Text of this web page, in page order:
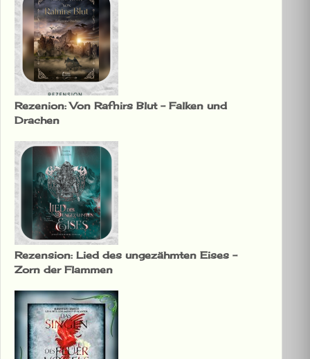
Rezenion: Von Rafnirs Blut – Falken und
Drachen
Rezension: Lied des ungezähmten Eises –
Zorn der Flammen